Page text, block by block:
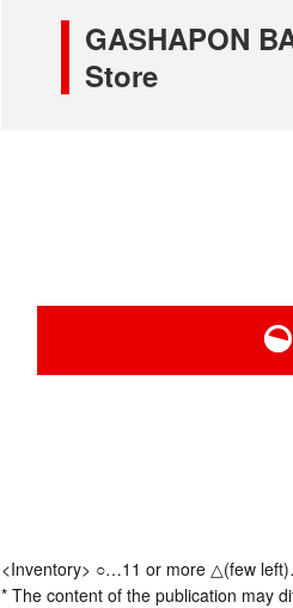
GASHAPON
Store
<Inventory> ○…11 or more △(few
* The content of the publication may